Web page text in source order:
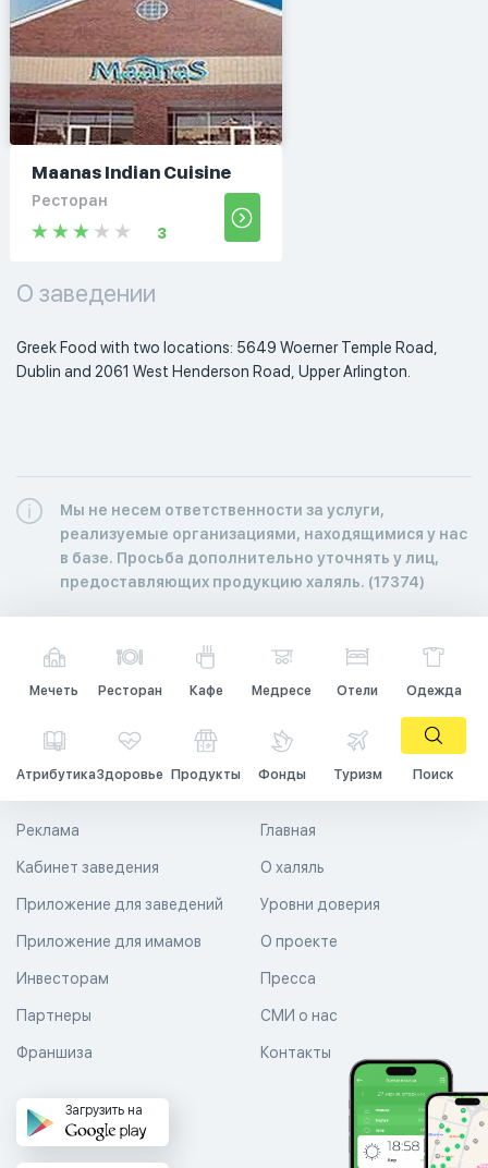
Maanas Indian Cuisine
Ресторан
3
О заведении
Greek Food with two locations: 5649 Woerner Temple Road,
Dublin and 2061 West Henderson Road, Upper Arlington.
Мы не несем ответственности за услуги,
реализуемые организациями, находящимися у нас
в базе. Просьба дополнительно уточнять у лиц,
предоставляющих продукцию халяль. (17374)
Мечеть Ресторан Кафе Медресе Отели Одежда
АтрибутикаЗдоровье Продукты Фонды Туризм Поиск
Главная
О халяль
Уровни доверия
Реклама
Кабинет заведения
Приложение для заведений
Приложение для имамов О проекте
Пресса
СМИ о нас
Контакты
Инвесторам
Партнеры
Франшиза
Загрузить на